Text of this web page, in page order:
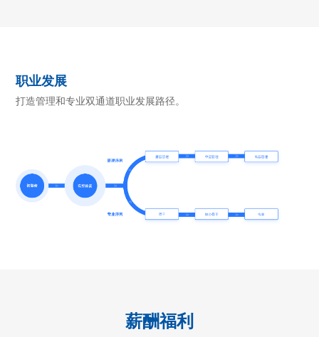
职业发展
打造管理和专业双通道职业发展路径。
薪酬福利